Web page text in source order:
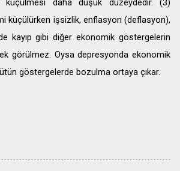
küçülmesi daha düşük düzeydedir. (3)
küçülürken işsizlik, enflasyon (deflasyon),
kayıp gibi diğer ekonomik göstergelerin
görülmez. Oysa depresyonda ekonomik
göstergelerde bozulma ortaya çıkar.